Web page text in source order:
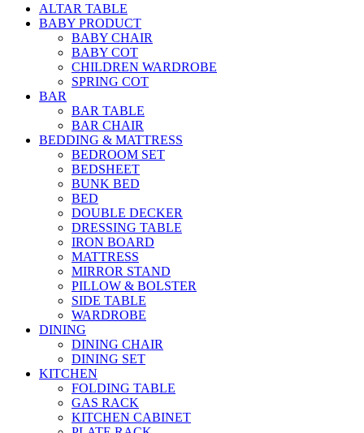
ALTAR TABLE
BABY PRODUCT
BABY CHAIR
BABY COT
CHILDREN WARDROBE
SPRING COT
BAR
BAR TABLE
BAR CHAIR
BEDDING & MATTRESS
BEDROOM SET
BEDSHEET
BUNK BED
BED
DOUBLE DECKER
DRESSING TABLE
IRON BOARD
MATTRESS
MIRROR STAND
PILLOW & BOLSTER
SIDE TABLE
WARDROBE
DINING
DINING CHAIR
DINING SET
KITCHEN
FOLDING TABLE
GAS RACK
KITCHEN CABINET